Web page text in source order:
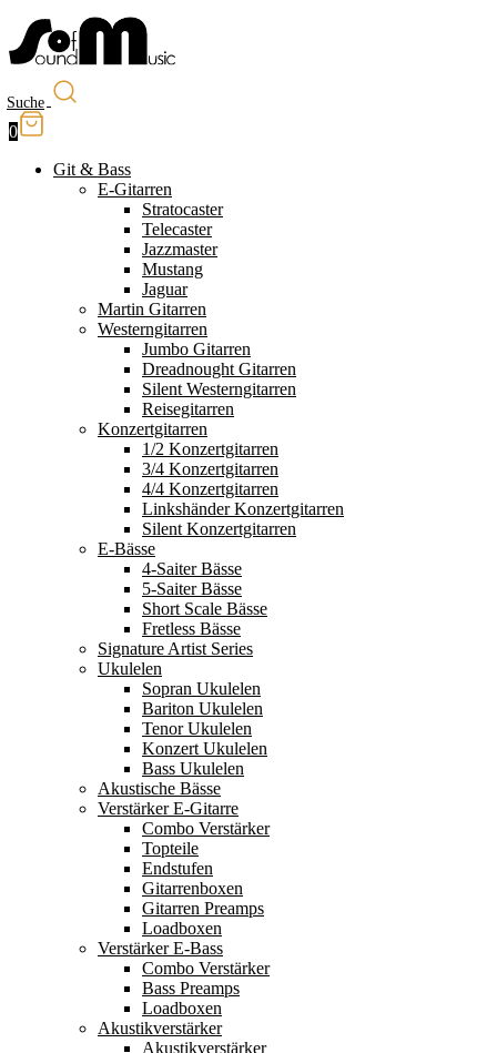
Suche
0
Git & Bass
E-Gitarren
Stratocaster
Telecaster
Jazzmaster
Mustang
Jaguar
Martin Gitarren
Westerngitarren
Jumbo Gitarren
Dreadnought Gitarren
Silent Westerngitarren
Reisegitarren
Konzertgitarren
1/2 Konzertgitarren
3/4 Konzertgitarren
4/4 Konzertgitarren
Linkshänder Konzertgitarren
Silent Konzertgitarren
E-Bässe
4-Saiter Bässe
5-Saiter Bässe
Short Scale Bässe
Fretless Bässe
Signature Artist Series
Ukulelen
Sopran Ukulelen
Bariton Ukulelen
Tenor Ukulelen
Konzert Ukulelen
Bass Ukulelen
Akustische Bässe
Verstärker E-Gitarre
Combo Verstärker
Topteile
Endstufen
Gitarrenboxen
Gitarren Preamps
Loadboxen
Verstärker E-Bass
Combo Verstärker
Bass Preamps
Loadboxen
Akustikverstärker
Akustikverstärker